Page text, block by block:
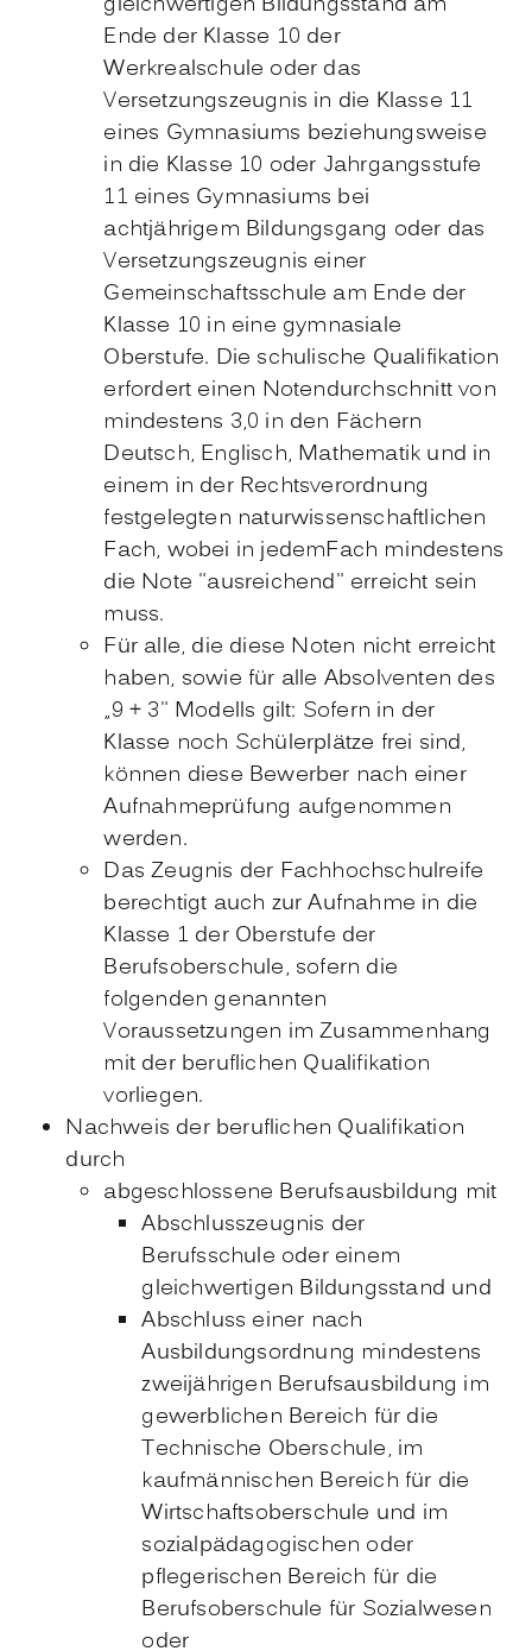
Ende der Klasse 10 der
Werkrealschule oder das
Versetzungszeugnis in die Klasse 11
eines Gymnasiums beziehungsweise
in die Klasse 10 oder Jahrgangsstufe
11 eines Gymnasiums bei
achtjährigem Bildungsgang oder das
Versetzungszeugnis einer
Gemeinschaftsschule am Ende der
Klasse 10 in eine gymnasiale
Oberstufe. Die schulische Qualifikation
erfordert einen Notendurchschnitt von
mindestens 3,0 in den Fächern
Deutsch, Englisch, Mathematik und in
einem in der Rechtsverordnung
festgelegten naturwissenschaftlichen
Fach, wobei in jedemFach mindestens
die Note "ausreichend" erreicht sein
muss.
Für alle, die diese Noten nicht erreicht
haben, sowie für alle Absolventen des
„9 + 3" Modells gilt: Sofern in der
Klasse noch Schülerplätze frei sind,
können diese Bewerber nach einer
Aufnahmeprüfung aufgenommen
werden.
Das Zeugnis der Fachhochschulreife
berechtigt auch zur Aufnahme in die
Klasse 1 der Oberstufe der
Berufsoberschule, sofern die
folgenden genannten
Voraussetzungen im Zusammenhang
mit der beruflichen Qualifikation
vorliegen.
Nachweis der beruflichen Qualifikation
durch
abgeschlossene Berufsausbildung mit
Abschlusszeugnis der
Berufsschule oder einem
gleichwertigen Bildungsstand und
Abschluss einer nach
Ausbildungsordnung mindestens
zweijährigen Berufsausbildung im
gewerblichen Bereich für die
Technische Oberschule, im
kaufmännischen Bereich für die
Wirtschaftsoberschule und im
sozialpädagogischen oder
pflegerischen Bereich für die
Berufsoberschule für Sozialwesen
oder